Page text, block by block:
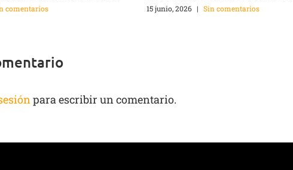
comentarios 15 junio, 2026 | Sin comentarios
para escribir un comentario.